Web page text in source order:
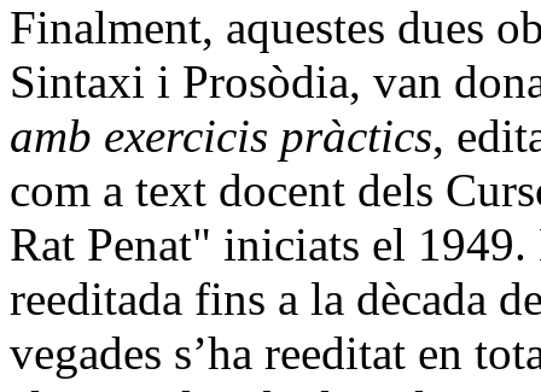
Finalment, aquestes dues
Sintaxi i Prosòdia, van
amb exercicis pràctics,
com a text docent dels
Rat Penat" iniciats el 1949.
reeditada fins a la dècada
vegades s’ha reeditat en